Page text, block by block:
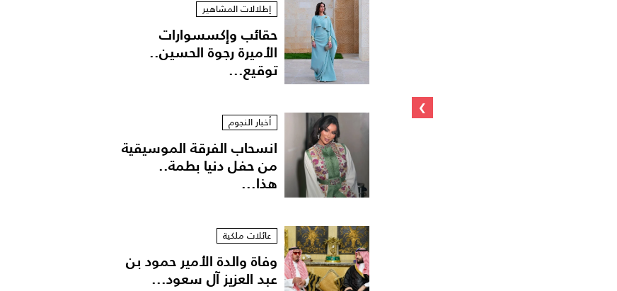
›
إطلالات المشاهير
حقائب وإكسسوارات
الأميرة رجوة الحسين..
توقيع...
أخبار النجوم
انسحاب الفرقة الموسيقية
من حفل دنيا بطمة..
هذا...
عائلات ملكية
وفاة والدة الأمير حمود بن
عبد العزيز آل سعود...